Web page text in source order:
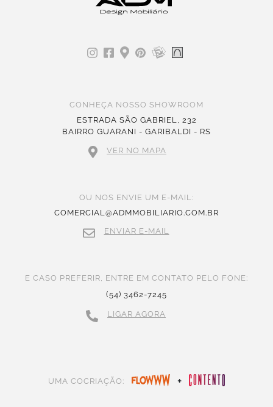
CONHEÇA NOSSO SHOWROOM
ESTRADA SÃO GABRIEL, 232
BAIRRO GUARANI - GARIBALDI - RS
VER NO MAPA
OU NOS ENVIE UM E-MAIL:
COMERCIAL@ADMMOBILIARIO.COM.BR
ENVIAR E-MAIL
E CASO PREFERIR, ENTRE EM CONTATO PELO FONE:
(54) 3462-7245
LIGAR AGORA
UMA COCRIAÇÃO: +